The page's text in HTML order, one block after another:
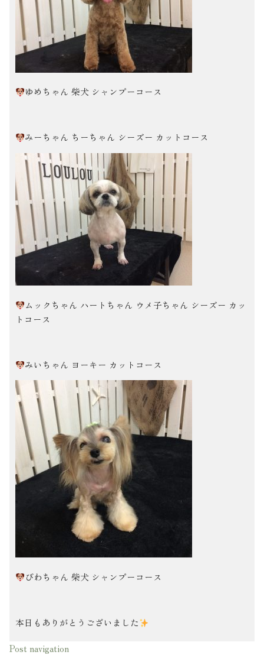
ゆめちゃん 柴犬 シャンプーコース
みーちゃん ちーちゃん シーズー カットコース
ムックちゃん ハートちゃん ウメ子ちゃん シーズー カッ
トコース
みいちゃん ヨーキー カットコース
びわちゃん 柴犬 シャンプーコース
本日もありがとうございました
Post navigation